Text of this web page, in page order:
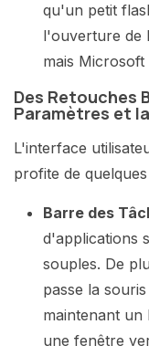
qu'un petit
l'ouverture de
mais
Des Retouches
Paramètres et
L'interface
profite de
Barre des
d'applications
souples. De
passe la
maintenant
une fenêtre